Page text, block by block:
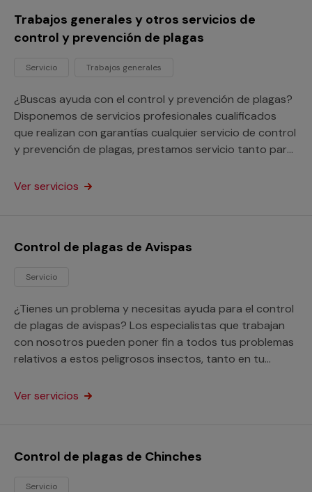
Trabajos generales y otros servicios de
control y prevención de plagas
Servicio Trabajos generales
¿Buscas ayuda con el control y prevención de plagas?
Disponemos de servicios profesionales cualificados
que realizan con garantías cualquier servicio de control
y prevención de plagas, prestamos servicio tanto para
vecinos.
Ver servicios
Control de plagas de Avispas
Servicio
¿Tienes un problema y necesitas ayuda para el control
de plagas de avispas? Los especialistas que trabajan
con nosotros pueden poner fin a todos tus problemas
relativos a estos peligrosos insectos, tanto en tu
Ver servicios
Control de plagas de Chinches
Servicio